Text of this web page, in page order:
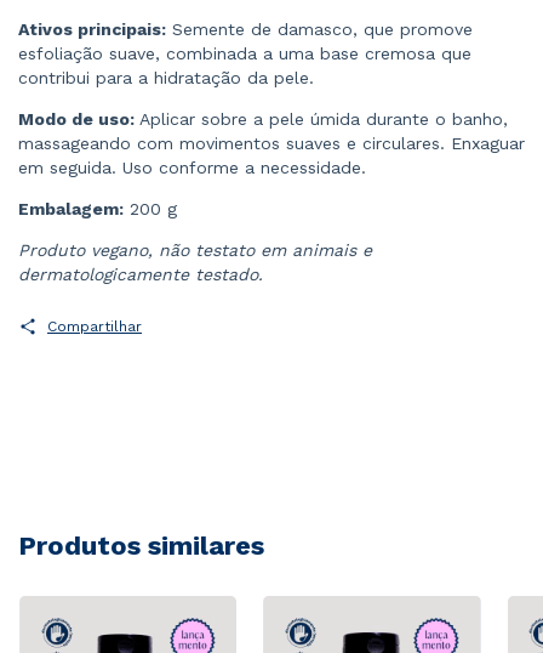
Ativos principais: Semente de damasco, que promove
esfoliação suave, combinada a uma base cremosa que
contribui para a hidratação da pele.
Modo de uso: Aplicar sobre a pele úmida durante o banho,
massageando com movimentos suaves e circulares. Enxaguar
em seguida. Uso conforme a necessidade.
Embalagem: 200 g
Produto vegano, não testato em animais e
dermatologicamente testado.
Compartilhar
Produtos similares